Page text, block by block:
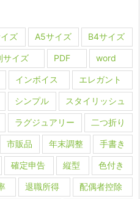
ズ A5サイズ B4サイズ
サイズ PDF word
インボイス エレガント
シンプル スタイリッシュ
ラグジュアリー 二つ折り
市販品 年末調整 手書き
確定申告 縦型 色付き
退職所得 配偶者控除